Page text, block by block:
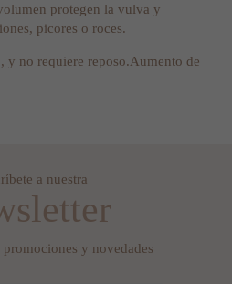
protegen la vulva y
picores o roces.
y no requiere reposo.Aumento de
a nuestra
promociones y novedades